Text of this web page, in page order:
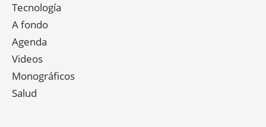
Tecnología
A fondo
Agenda
Videos
Monográficos
Salud